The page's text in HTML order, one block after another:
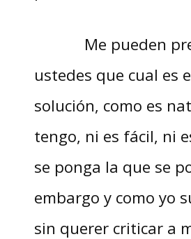
Me pueden
ustedes que cual es
solución, como es
tengo, ni es fácil, ni
se ponga la que se
embargo y como yo
sin querer criticar a